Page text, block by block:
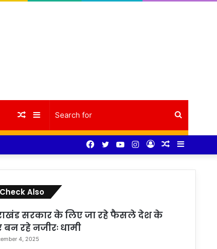
Search
for
Sidebar
Random
Sidebar
Random
Log
Instagram
YouTube
Twitter
Facebook
Check Also
Close
सरकार के लिए जा रहे फैसले देश के
बन रहे नजीरः धामी
4, 2025